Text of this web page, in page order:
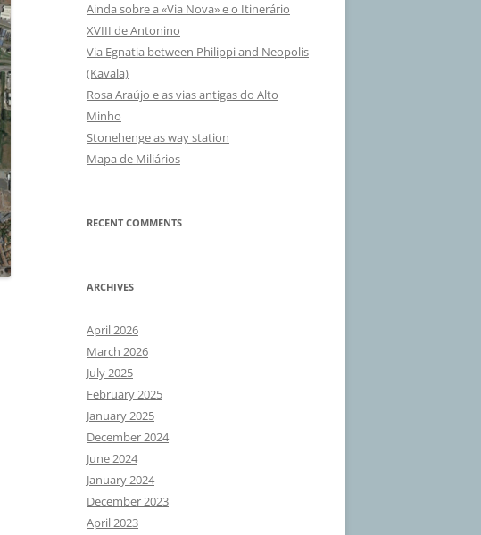
Ainda sobre a «Via Nova» e o Itinerário
XVIII de Antonino
Via Egnatia between Philippi and Neopolis
(Kavala)
Rosa Araújo e as vias antigas do Alto
Minho
Stonehenge as way station
Mapa de Miliários
RECENT COMMENTS
ARCHIVES
April 2026
March 2026
July 2025
February 2025
January 2025
December 2024
June 2024
January 2024
December 2023
April 2023